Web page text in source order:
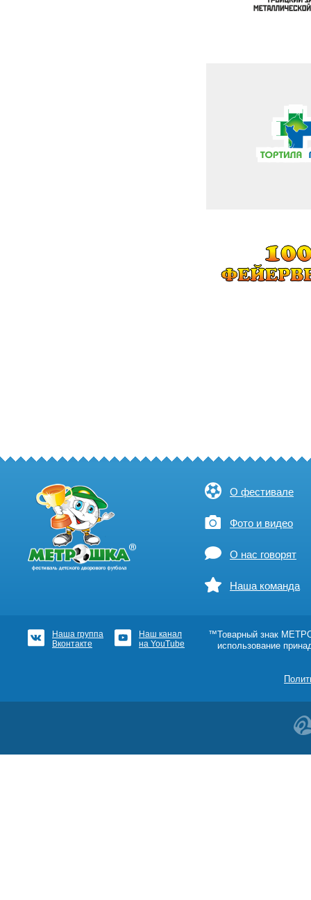
О фестивале
Фото и видео
О нас говорят
Наша команда
Наша группа
Вконтакте
Наш канал
на YouTube
™Товарный знак
использование